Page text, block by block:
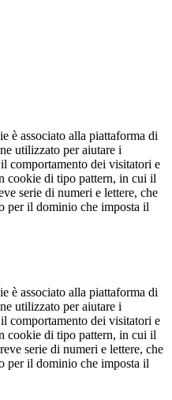
è associato alla piattaforma di
utilizzato per aiutare i
comportamento dei visitatori e
cookie di tipo pattern, in cui il
serie di numeri e lettere, che
per il dominio che imposta il
è associato alla piattaforma di
utilizzato per aiutare i
comportamento dei visitatori e
cookie di tipo pattern, in cui il
serie di numeri e lettere, che
per il dominio che imposta il